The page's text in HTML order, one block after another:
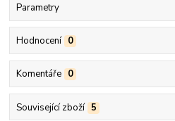
Parametry
Hodnocení 0
Komentáře 0
Související zboží 5